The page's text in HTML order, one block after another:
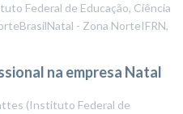
Federal de Educação, Ciência
- Zona NorteIFRN,
na empresa Natal
(Instituto Federal de